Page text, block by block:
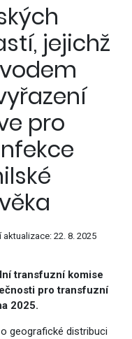
jejichž
pro
aktualizace: 22. 8. 2025
transfuzní komise
pro transfuzní
2025.
geografické distribuci